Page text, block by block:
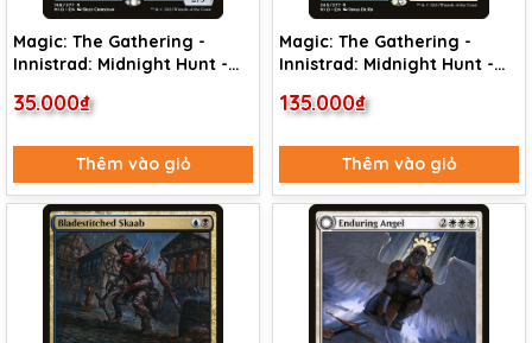
Magic: The Gathering -
Innistrad: Midnight Hunt -
35.000₫
Thêm vào giỏ
Magic: The Gathering -
Innistrad: Midnight Hunt -
135.000₫
Thêm vào giỏ